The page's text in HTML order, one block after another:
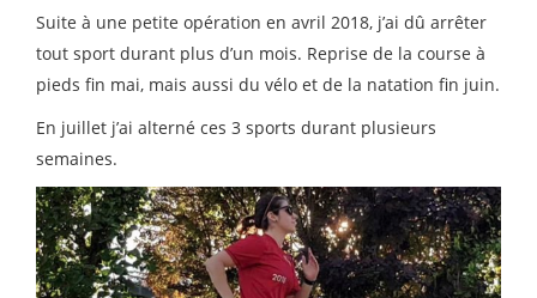
Suite à une petite opération en avril 2018, j’ai dû arrêter
tout sport durant plus d’un mois. Reprise de la course à
pieds fin mai, mais aussi du vélo et de la natation fin juin.
En juillet j’ai alterné ces 3 sports durant plusieurs
semaines.